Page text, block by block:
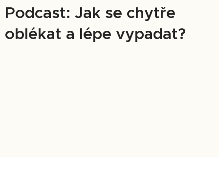
Podcast: Jak se chytře
oblékat a lépe vypadat?